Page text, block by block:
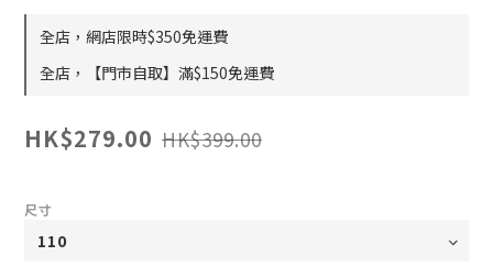
全店，網店限時$350免運費
全店，【門市自取】滿$150免運費
HK$279.00 HK$399.00
尺寸